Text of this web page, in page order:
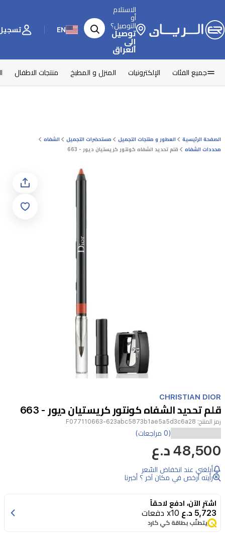
الاستلام
أو
التوصيل؟
توصيل
إلى
العراق
EN تسجيل
جميع الفئات الإلكترونيات المنزل و المطبخ منتجات الاطفال
الصفحة الرئيسية العطور و منتجات التجميل مستحضرات التجميل
الشفاه
محددات الشفاه
قلم تحديد الشفاه كونتور كريستيان ديور - 663
1
of
1
CHRISTIAN DIOR
قلم تحديد الشفاه كونتور كريستيان ديور - 663
رمز المنتج: F077110663-623abc5873b1ae5a5d3c6a28
قلم
تحديد
الشفاه
ديور
كونتور
(0 مراجعات)
48,500 د.ع
أبلغني عند انخفاض السّعر
رأيته أرخص في مكان آخر ؟ أخبرنا
اشترِ الآن، ادفع لاحقاً
5,723 د.ع x10 دفعات
يتطلّب بطاقة كي كارد